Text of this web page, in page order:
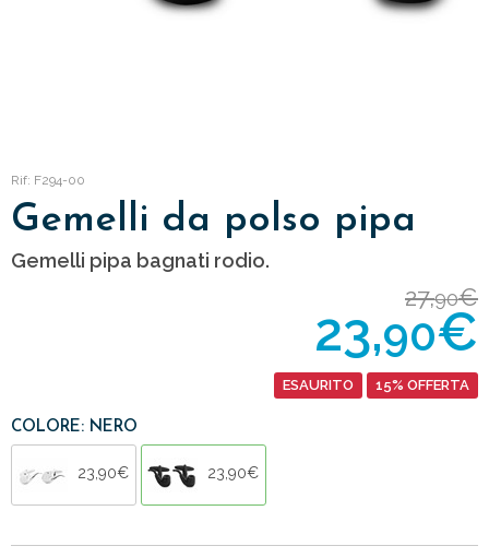
Rif: F294-00
Gemelli da polso pipa
Gemelli pipa bagnati rodio.
27,90€
23,90€
ESAURITO 15% OFFERTA
COLORE: NERO
23,90€ 23,90€